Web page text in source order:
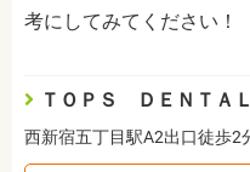
考にしてみてください！
ＴＯＰＳ ＤＥＮＴＡ
西新宿五丁目駅A2出口徒歩2